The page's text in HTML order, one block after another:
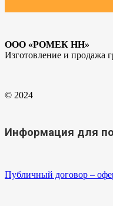
ООО «РОМЕК НН»
Изготовление и продажа
© 2024
Информация для
Публичный договор –